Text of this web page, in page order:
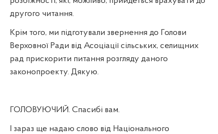
другого читання.
Крім того, ми підготували звернення до Голови
Верховної Ради від Асоціації сільських, селищних
рад прискорити питання розгляду даного
законопроекту. Дякую.
ГОЛОВУЮЧИЙ. Спасибі вам.
І зараз ще надаю слово від Національного